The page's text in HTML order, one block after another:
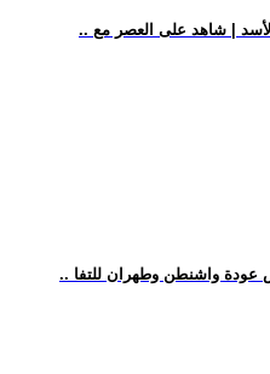
الأسد | شاهد على العصر مع
عودة واشنطن وطهران للتفا